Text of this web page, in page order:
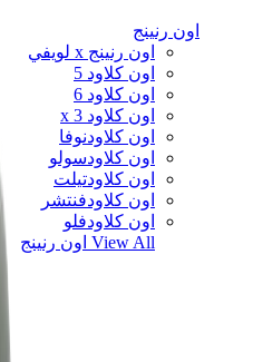
اون رنينج
اون رنينج x لويفي
اون كلاود 5
اون كلاود 6
اون كلاود x 3
اون كلاودنوفا
اون كلاودسولو
اون كلاودتيلت
اون كلاودفنتشر
اون كلاودفلو
View All اون رنينج